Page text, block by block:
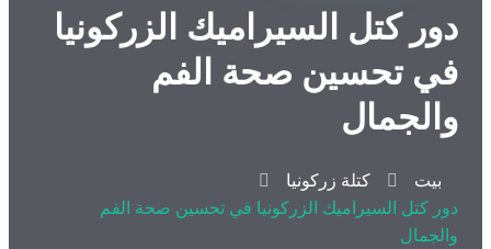
دور كتل السيراميك الزركونيا
في تحسين صحة الفم
والجمال
بيت
كتلة زركونيا
دور كتل السيراميك الزركونيا في تحسين صحة الفم
والجمال